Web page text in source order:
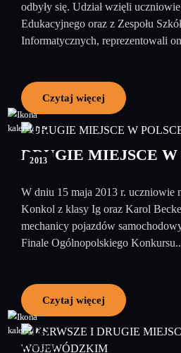
odbyły się. Udział wzięli
Edukacyjnego oraz z Zespołu
Informatycznych, reprezentowali
Czytaj więcej
16
2013
DRUGIE MIEJSCE W
W dniu 15 maja 2013 r. uczniowie
Konkol z klasy Ig oraz Karol
mechanicy pojazdów
Finale Ogólnopolskiego
Czytaj więcej
16
kwiecień